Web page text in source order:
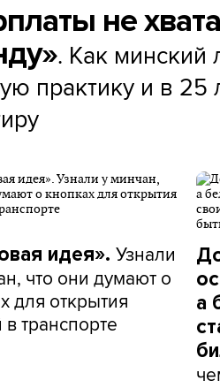
не
. Как минский
практику и в 25
идея». Узнали
что они думают о
для открытия
транспорте
а